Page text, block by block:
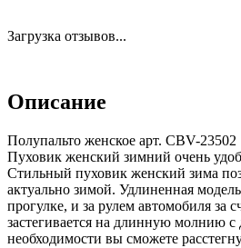
Загрузка отзывов...
Описание
Полупальто женское арт. CBV-23502
Пуховик женский зимний очень
Стильный пуховик женский зима
актуально зимой. Удлиненная
прогулке, и за рулем автомобиля за
застегивается на длинную молнию
необходимости вы сможете